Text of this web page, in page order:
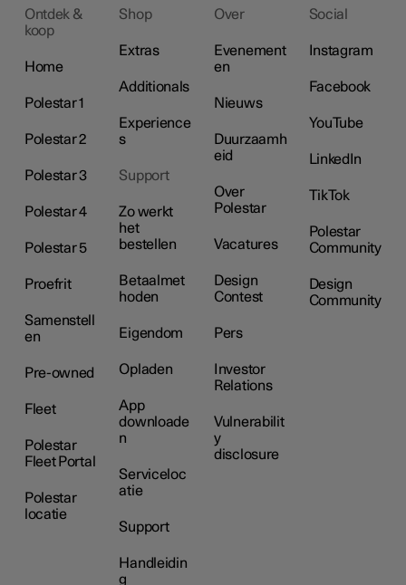
Ontdek &
koop
Home
Polestar 1
Polestar 2
Polestar 3
Polestar 4
Polestar 5
Proefrit
Samenstell
en
Pre-owned
Fleet
Polestar
Fleet Portal
Polestar
locatie
Shop
Extras
Additionals
Experience
s
Support
Zo werkt
het
bestellen
Betaalmet
hoden
Eigendom
Opladen
App
downloade
n
Serviceloc
atie
Support
Handleidin
g
Over
Evenement
en
Nieuws
Duurzaamh
eid
Over
Polestar
Vacatures
Design
Contest
Pers
Investor
Relations
Vulnerabilit
y
disclosure
Social
Instagram
Facebook
YouTube
LinkedIn
TikTok
Polestar
Community
Design
Community